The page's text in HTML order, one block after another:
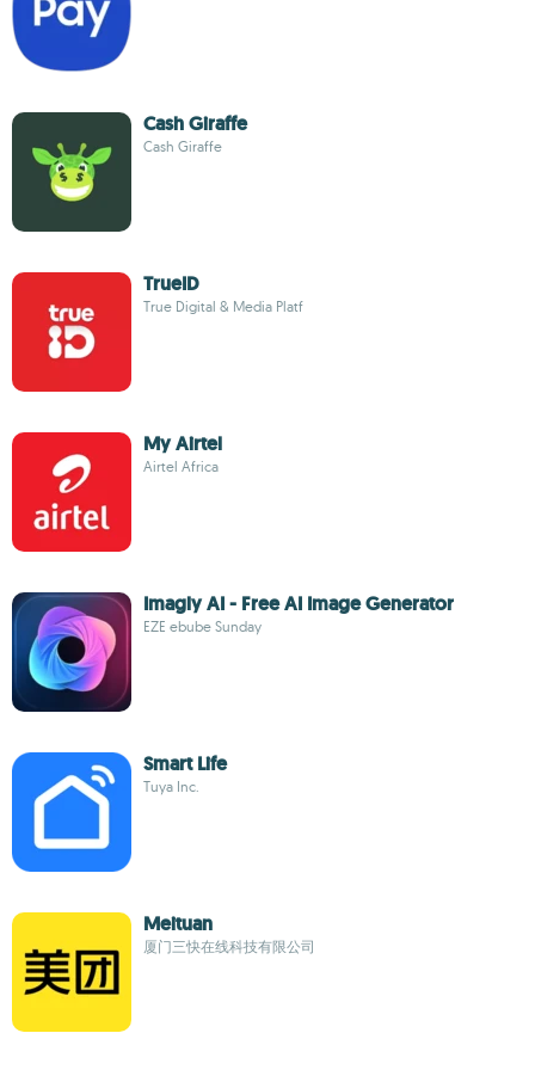
Cash Giraffe
Cash Giraffe
TrueID
True Digital & Media Platf
My Airtel
Airtel Africa
Imagly AI - Free AI Image Generator
EZE ebube Sunday
Smart Life
Tuya Inc.
Meituan
厦门三快在线科技有限公司